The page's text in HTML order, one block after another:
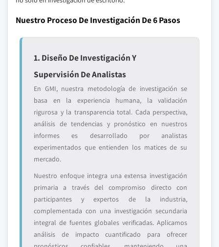
Nuestro Proceso De Investigación De 6 Pasos
1. Diseño De Investigación Y
Supervisión De Analistas
En GMI, nuestra metodología de investigación se
basa en la experiencia humana, la validación
rigurosa y la transparencia total. Cada perspectiva,
análisis de tendencias y pronóstico en nuestros
informes es desarrollado por analistas
experimentados que entienden los matices de su
mercado.
Nuestro enfoque integra una extensa investigación
primaria a través del compromiso directo con
participantes y expertos de la industria,
complementada con una investigación secundaria
integral de fuentes globales verificadas. Aplicamos
análisis de impacto cuantificado para ofrecer